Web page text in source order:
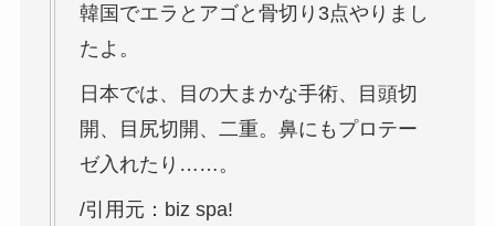
韓国でエラとアゴと骨切り3点やりまし
たよ。
日本では、目の大まかな手術、目頭切
開、目尻切開、二重。鼻にもプロテー
ゼ入れたり……。
/引用元：biz spa!